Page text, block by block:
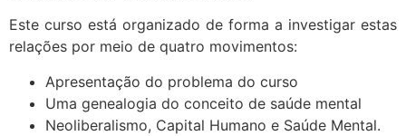
Este curso está organizado de forma a investigar estas
relações por meio de quatro movimentos:
Apresentação do problema do curso
Uma genealogia do conceito de saúde mental
Neoliberalismo, Capital Humano e Saúde Mental.